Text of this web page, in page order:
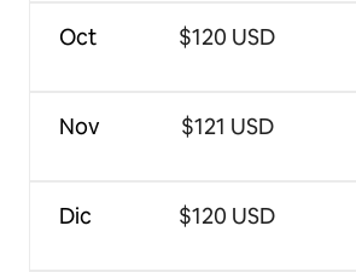
Oct
Nov
Dic
$120 USD
$121 USD
$120 USD